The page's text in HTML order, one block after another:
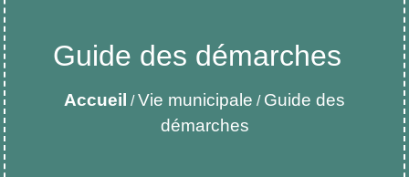
Guide des démarches
Accueil /Vie municipale / Guide des
démarches